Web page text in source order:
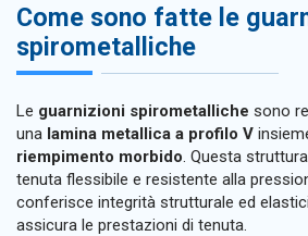
Come sono fatte le
spirometalliche
Le guarnizioni spirometalliche sono
una lamina metallica a profilo V
riempimento morbido. Questa
tenuta flessibile e resistente alla
conferisce integrità strutturale ed
assicura le prestazioni di tenuta.